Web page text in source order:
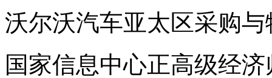
沃尔沃汽车亚太区采购
国家信息中心正高级经